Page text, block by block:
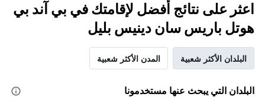
اعثر على نتائج أفضل لإقامتك في بي آند بي
هوتل باريس سان دينيس بليل
البلدان الأكثر شعبية المدن الأكثر شعبية
البلدان التي يبحث عنها مستخدمونا